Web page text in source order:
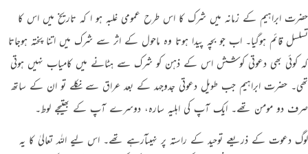
حضرت ابراہیم کے زمانہ میں شرک کا اس طرح عمومی غلبہ ہو ا کہ تاریخ میں اس کا
تسلسل قائم ہوگیا۔ اب جو بچہ پیدا ہوتا وہ ماحول کے اثر سے شرک میں اتنا پختہ ہوجاتا
کہ کوئی بھی دعوتی کوشش اس کے ذہن کو شرک سے ہٹانے میں کامیاب نہیں ہوتی
تھی۔ حضرت ابراہیم جب طویل دعوتی جدوجہد کے بعد عراق سے نکلے تو ان کے ساتھ
صرف دو مومن تھے۔ ایک آپ کی اہلیہ سارہ، دوسرے آپ کے بھتیجے لوط۔
لوگ دعوت کے ذریعے توحید کے راستہ پر نہیںآرہے تھے۔ اس ليے اللہ تعالیٰ کا یہ